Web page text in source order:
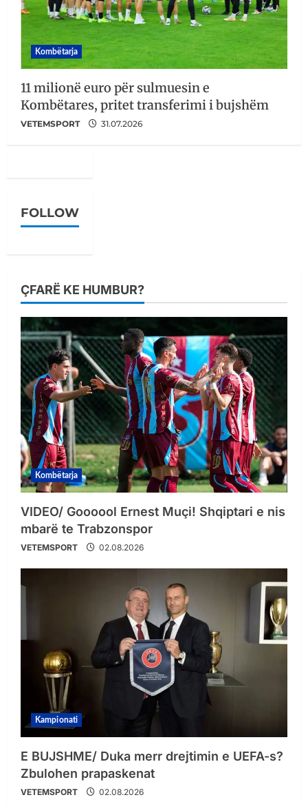
Kombëtarja
11 milionë euro për sulmuesin e
Kombëtares, pritet transferimi i bujshëm
VETEMSPORT 31.07.2026
FOLLOW
ÇFARË KE HUMBUR?
Kombëtarja
VIDEO/ Goooool Ernest Muçi! Shqiptari e nis
mbarë te Trabzonspor
VETEMSPORT 02.08.2026
Kampionati
E BUJSHME/ Duka merr drejtimin e UEFA-s?
Zbulohen prapaskenat
VETEMSPORT 02.08.2026